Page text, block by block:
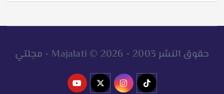
حقوق النشر 2003 - 2026 © Majalati - مجلتي